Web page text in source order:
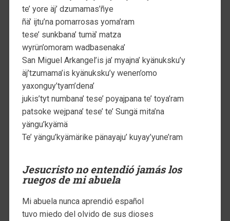
te’ yore äj’ dzumamas’ñye
ñä’ ijtu’na pomarrosas yoma’ram
tese’ sunkbana’ tumä’ matza
wyrün’omoram wadbasenaka’
San Miguel Arkangel’is ja’ myajna’ kyänuksku’y
äj’tzumama’is kyänuksku’y wenen’omo
yaxonguy’tyam’dena’
jukis’tyt numbana’ tese’ poyajpana te’ toya’ram
patsoke wejpana’ tese’ te’ Sungä mita’na
yängu’kyämä
Te’ yängu’kyämärike pänayaju’ kuyay’yune’ram
Jesucristo no entendió jamás los
ruegos de mi abuela
Mi abuela nunca aprendió español
tuvo miedo del olvido de sus dioses